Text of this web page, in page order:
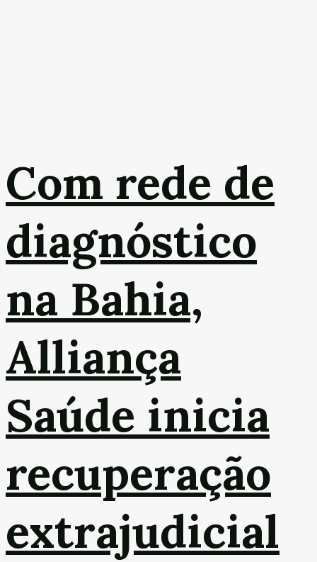
Com rede de
diagnóstico
na Bahia,
Alliança
Saúde inicia
recuperação
extrajudicial